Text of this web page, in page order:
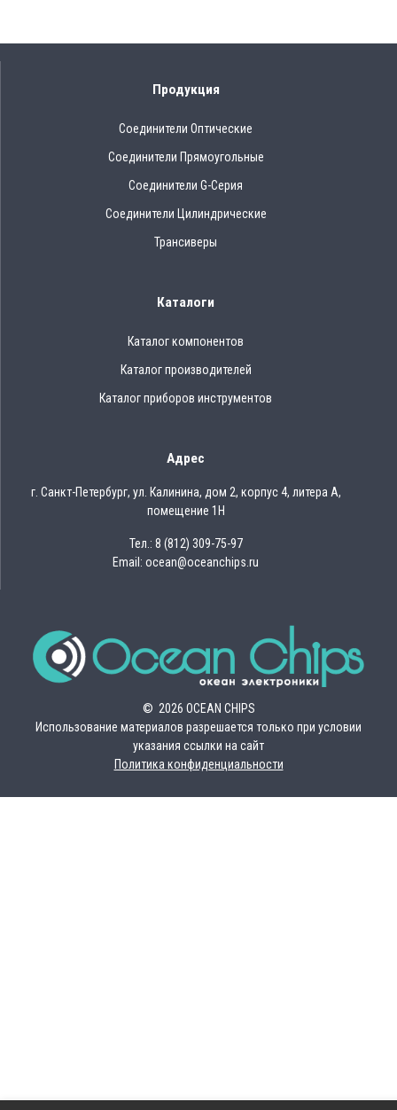
Продукция
Соединители Оптические
Соединители Прямоугольные
Соединители G-Серия
Соединители Цилиндрические
Трансиверы
Каталоги
Каталог компонентов
Каталог производителей
Каталог приборов инструментов
Адрес
г. Санкт-Петербург, ул. Калинина, дом 2, корпус 4, литера А,
помещение 1Н
Тел.: 8 (812) 309-75-97
Email: ocean@oceanchips.ru
© 2026 OCEAN CHIPS
Использование материалов разрешается только при условии
указания ссылки на сайт
Политика конфиденциальности